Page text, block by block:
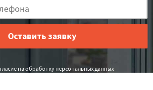
на обработку персональных данных